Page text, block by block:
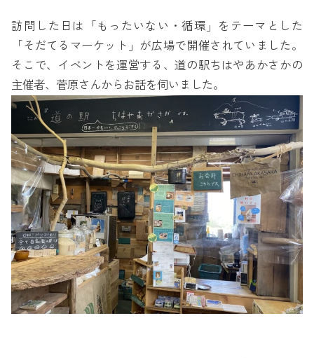
訪問した日は「もったいない・循環」をテーマとした
「そだてるマーケット」が広場で開催されていました。
そこで、イベントを運営する、道の駅ちはやあかさかの
主催者、菅原さんからお話を伺いました。